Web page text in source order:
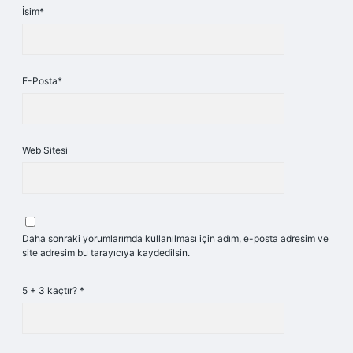
İsim*
E-Posta*
Web Sitesi
Daha sonraki yorumlarımda kullanılması için adım, e-posta adresim ve
site adresim bu tarayıcıya kaydedilsin.
5 + 3 kaçtır? *